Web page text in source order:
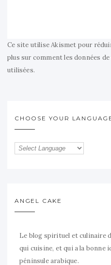
Ce site utilise Akismet pour
plus sur comment les données
utilisées.
CHOOSE YOUR
ANGEL CAKE
Le blog spirituel et culinaire
qui cuisine, et qui a la bonne
péninsule arabique.